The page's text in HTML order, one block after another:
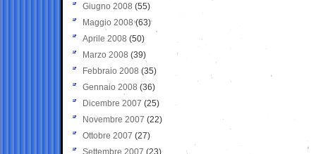
Giugno 2008 (55)
Maggio 2008(63)
Aprile 2008 (50)
Marzo 2008 (39)
Febbraio 2008 (35)
Gennaio 2008 (36)
Dicembre 2007 (25)
Novembre 2007 (22)
Ottobre 2007 (27)
Settembre 2007 (23)